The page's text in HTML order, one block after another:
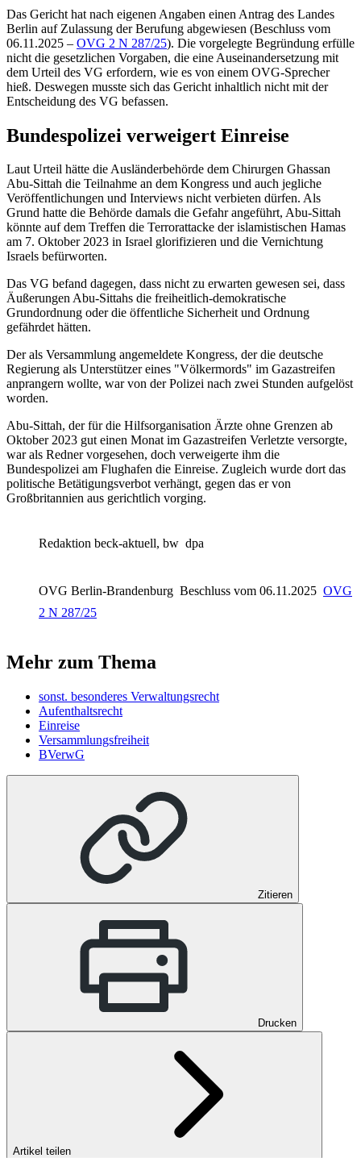
Das Gericht hat nach eigenen Angaben einen Antrag des Landes
Berlin auf Zulassung der Berufung abgewiesen (Beschluss vom
06.11.2025 – OVG 2 N 287/25). Die vorgelegte Begründung erfülle
nicht die gesetzlichen Vorgaben, die eine Auseinandersetzung mit
dem Urteil des VG erfordern, wie es von einem OVG-Sprecher
hieß. Deswegen musste sich das Gericht inhaltlich nicht mit der
Entscheidung des VG befassen.
Bundespolizei verweigert Einreise
Laut Urteil hätte die Ausländerbehörde dem Chirurgen Ghassan
Abu-Sittah die Teilnahme an dem Kongress und auch jegliche
Veröffentlichungen und Interviews nicht verbieten dürfen. Als
Grund hatte die Behörde damals die Gefahr angeführt, Abu-Sittah
könnte auf dem Treffen die Terrorattacke der islamistischen Hamas
am 7. Oktober 2023 in Israel glorifizieren und die Vernichtung
Israels befürworten.
Das VG befand dagegen, dass nicht zu erwarten gewesen sei, dass
Äußerungen Abu-Sittahs die freiheitlich-demokratische
Grundordnung oder die öffentliche Sicherheit und Ordnung
gefährdet hätten.
Der als Versammlung angemeldete Kongress, der die deutsche
Regierung als Unterstützer eines "Völkermords" im Gazastreifen
anprangern wollte, war von der Polizei nach zwei Stunden aufgelöst
worden.
Abu-Sittah, der für die Hilfsorganisation Ärzte ohne Grenzen ab
Oktober 2023 gut einen Monat im Gazastreifen Verletzte versorgte,
war als Redner vorgesehen, doch verweigerte ihm die
Bundespolizei am Flughafen die Einreise. Zugleich wurde dort das
politische Betätigungsverbot verhängt, gegen das er von
Großbritannien aus gerichtlich vorging.
Redaktion beck-aktuell, bw dpa
OVG Berlin-Brandenburg Beschluss vom 06.11.2025 OVG
2 N 287/25
Mehr zum Thema
sonst. besonderes Verwaltungsrecht
Aufenthaltsrecht
Einreise
Versammlungsfreiheit
BVerwG
Zitieren
Drucken
Artikel teilen